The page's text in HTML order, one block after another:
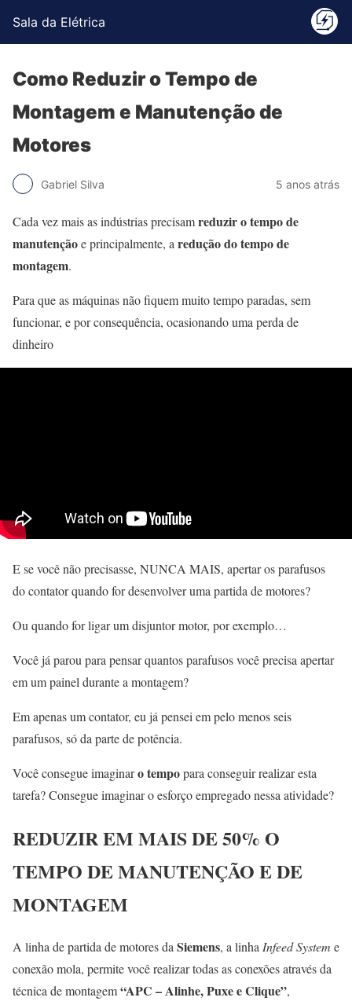
Sala da Elétrica
Como Reduzir o Tempo de
Montagem e Manutenção de
Motores
Gabriel Silva 5 anos atrás
Cada vez mais as indústrias precisamreduzir o tempo de
manutençãoe principalmente, a redução do tempo de
montagem.
Para que as máquinas não fiquem muito tempo paradas, sem
funcionar, e por consequência, ocasionando uma perda de
dinheiro
E se você não precisasse, NUNCA MAIS, apertar os parafusos
do contator quando for desenvolver uma partida de motores?
Ou quando for ligar um disjuntor motor, por exemplo…
Você já parou para pensar quantos parafusos você precisa apertar
em um painel durante a montagem?
Em apenas um contator, eu já pensei em pelo menos seis
parafusos, só da parte de potência.
Você consegue imaginaro tempopara conseguir realizar esta
tarefa? Consegue imaginar o esforço empregado nessa atividade?
REDUZIR EM MAIS DE 50% O
TEMPO DE MANUTENÇÃO E DE
MONTAGEM
A linha de partida de motores daSiemens, a linhaInfeed System e
conexão mola, permite você realizar todas as conexões através da
técnica de montagem“APC – Alinhe, Puxe e Clique”,